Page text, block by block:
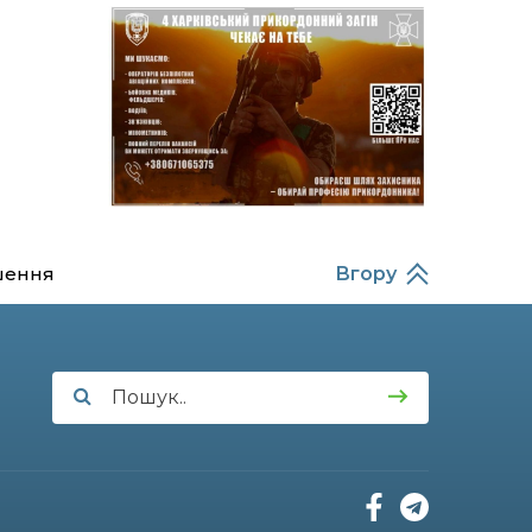
14:37
21 лип
Захищав кордон до
останнього подиху:
пам’яті полеглого
прикордонника
Олександра Кичаня
(ВІДЕО)
11:28
Від штанги до «крил»: як
спорт і характер
перемогу на Донеччині
Вгору